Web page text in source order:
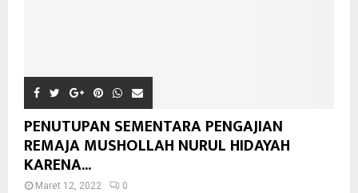
PENUTUPAN SEMENTARA PENGAJIAN
REMAJA MUSHOLLAH NURUL HIDAYAH
KARENA...
Maret 12, 2022 0